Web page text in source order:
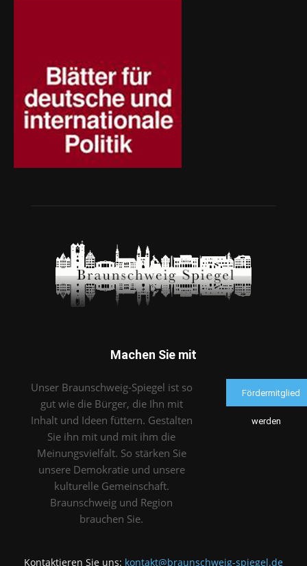
Machen Sie mit
Unser Braunschweig-Spiegel ist so
gut wie die Bürger, die Ihn mit
Inhalt und Ideen füttern. Gestalten
Sie ihn mit und mit ihm die
Meinungsvielfalt. So stärken Sie
unsere Demokratie und unsere
kulturelle Gemeinschaft.
Braunschweig und Region
brauchen Sie.
Fördermitglied
werden
Kontaktieren Sie uns: kontakt@braunschweig-spiegel.de